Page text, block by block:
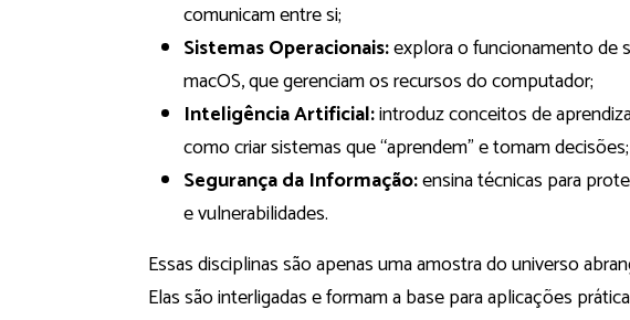
comunicam entre si;
Sistemas Operacionais:explora o funcionamento de
macOS, que gerenciam os recursos do computador;
Inteligência Artificial:introduz conceitos de
como criar sistemas que “aprendem” e tomam decisões;
Segurança da Informação:ensina técnicas para
e vulnerabilidades.
Essas disciplinas são apenas uma amostra do universo
Elas são interligadas e formam a base para aplicações